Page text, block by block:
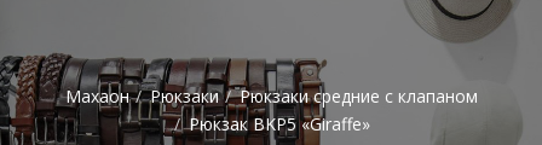
Махаон Рюкзаки
Рюкзаки средние с клапаном
Рюкзак BKP5 «Giraffe»